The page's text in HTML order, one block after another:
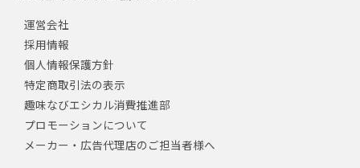
運営会社
採用情報
個人情報保護方針
特定商取引法の表示
趣味なびエシカル消費推進部
プロモーションについて
メーカー・広告代理店のご担当者様へ